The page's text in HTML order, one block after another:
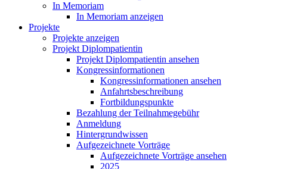
In Memoriam
In Memoriam anzeigen
Projekte
Projekte anzeigen
Projekt Diplompatientin
Projekt Diplompatientin ansehen
Kongressinformationen
Kongressinformationen ansehen
Anfahrtsbeschreibung
Fortbildungspunkte
Bezahlung der Teilnahmegebühr
Anmeldung
Hintergrundwissen
Aufgezeichnete Vorträge
Aufgezeichnete Vorträge ansehen
2025